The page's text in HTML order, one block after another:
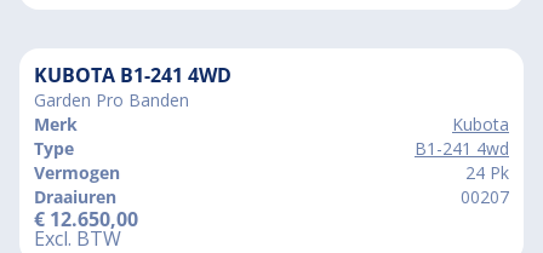
KUBOTA B1-241 4WD
Garden Pro Banden
Merk
Kubota
Type
B1-241 4wd
Vermogen
24 Pk
Draaiuren
00207
€ 12.650,00
Excl. BTW